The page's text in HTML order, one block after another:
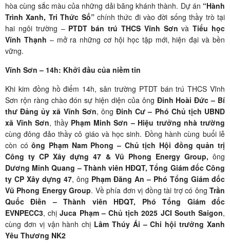
hòa cùng sắc màu của những dải băng khánh thành. Dự án “Hành
Trình Xanh, Tri Thức Số”chính thức đi vào đời sống thầy trò tại
hai ngôi trường – PTDT bán trú THCS Vĩnh Sơn vàTiểu học
Vĩnh Thạnh – mở ra những cơ hội học tập mới, hiện đại và bền
vững.
Vĩnh Sơn – 14h: Khởi đầu của niềm tin
Khi kim đồng hồ điểm 14h, sân trường PTDT bán trú THCS Vĩnh
Sơn rộn ràng chào đón sự hiện diện của ông Đinh Hoài Đức – Bí
thư Đảng ủy xã Vĩnh Sơn, ôngĐinh Cư – Phó Chủ tịch UBND
xã Vĩnh Sơn, thầy Phạm Minh Sơn – Hiệu trưởng nhà trường
cùng đông đảo thầy cô giáo và học sinh. Đồng hành cùng buổi lễ
còn cóông Phạm Nam Phong – Chủ tịch Hội đồng quản trị
Công ty CP Xây dựng 47 & Vũ Phong Energy Group, ông
Dương Minh Quang – Thành viên HĐQT, Tổng Giám đốc Công
ty CP Xây dựng 47, ông Phạm Đăng An – Phó Tổng Giám đốc
Vũ Phong Energy Group. Về phía đơn vị đồng tài trợ có ôngTrần
Quốc Điền – Thành viên HĐQT, Phó Tổng Giám đốc
EVNPECC3, chịJuca Phạm – Chủ tịch 2025 JCI South Saigon,
cùng đơn vị vận hành chị Lâm Thúy Ái – Chi hội trưởng Xanh
Yêu Thương NK2